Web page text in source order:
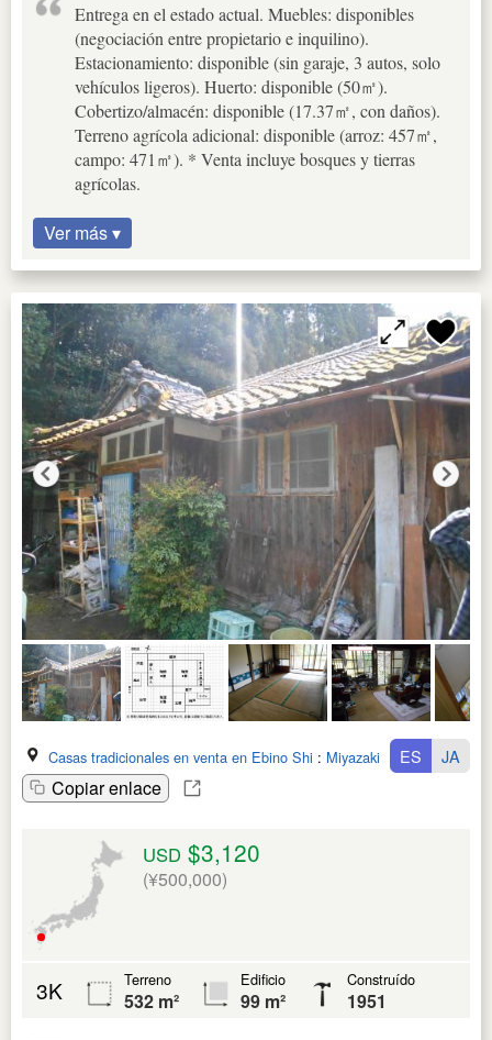
Entrega en el estado actual. Muebles: disponibles
(negociación entre propietario e inquilino).
Estacionamiento: disponible (sin garaje, 3 autos, solo
vehículos ligeros). Huerto: disponible (50㎡).
Cobertizo/almacén: disponible (17.37㎡, con daños).
Terreno agrícola adicional: disponible (arroz: 457㎡,
campo: 471㎡). * Venta incluye bosques y tierras
agrícolas.
Ver más ▾
Casas tradicionales en venta en Ebino Shi : Miyazaki Ken
Copiar enlace
ES JA
USD $3,120
(¥500,000)
3K Terreno
532 m²
Edificio
99 m²
Construído
1951